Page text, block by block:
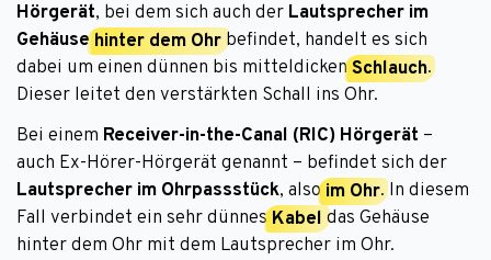
Hörgerät, bei dem sich auch der Lautsprecher im
Gehäuse hinter dem Ohr befindet, handelt es sich
dabei um einen dünnen bis mitteldickenSchlauch.
Dieser leitet den verstärkten Schall ins Ohr.
Bei einem Receiver-in-the-Canal (RIC) Hörgerät –
auch Ex-Hörer-Hörgerät genannt – befindet sich der
Lautsprecher im Ohrpassstück, alsoim Ohr. In diesem
Fall verbindet ein sehr dünnesKabel das Gehäuse
hinter dem Ohr mit dem Lautsprecher im Ohr.